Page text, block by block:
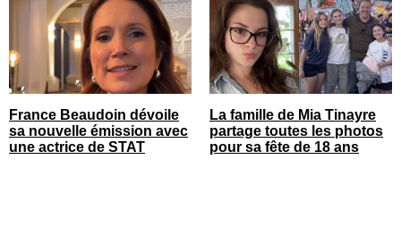
France Beaudoin dévoile
sa nouvelle émission avec
une actrice de STAT
La famille de Mia Tinayre
partage toutes les photos
pour sa fête de 18 ans